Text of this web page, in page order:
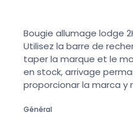
Bougie allumage lodge
Utilisez la barre de
taper la marque et le
en stock, arrivage
proporcionar la marca y
Général